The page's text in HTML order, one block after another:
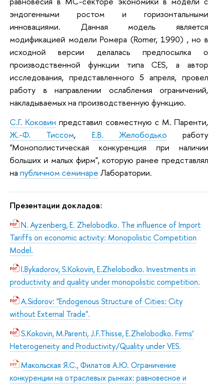
эндогенными ростом и горизонтальными
инновациями. Данная модель является
модификацией модели Ромера (Romer, 1990) , но в
исходной версии делалась предпосылка о
производственной функции типа CES, а автор
исследования, представленного 5 апреля, провел
работу в направлении ослабления ограничений,
накладываемых на производственную функцию.
С.Г. Коковин представил совместную с М. Паренти,
Ж.-Ф. Тиссом, Е.В. Желободько работу
"Монополистическая конкуренция при наличии
больших и малых фирм", которую ранее представлял
на публичном семинаре Лаборатории.
Презентации докладов:
N. Ayzenberg, E. Zhelobodko. The influence of Import
Tariffs on economic activity: Monopolistic Competition
Model.
I.Bykadorov, S.Kokovin, E.Zhelobodko. Investments in
productivity and quality under monopolistic competition.
A.Sidorov: "Endogenous Structure of Cities: City
without External Trade".
S.Kokovin, M.Parenti, J.F.Thisse, E.Zhelobodko. Firms’
Heterogeneity and Productivity/Quality under VES.
Макольская Я.С., Филатов А.Ю. Ограничение
конкуренции на отраслевых рынках: равновесное и